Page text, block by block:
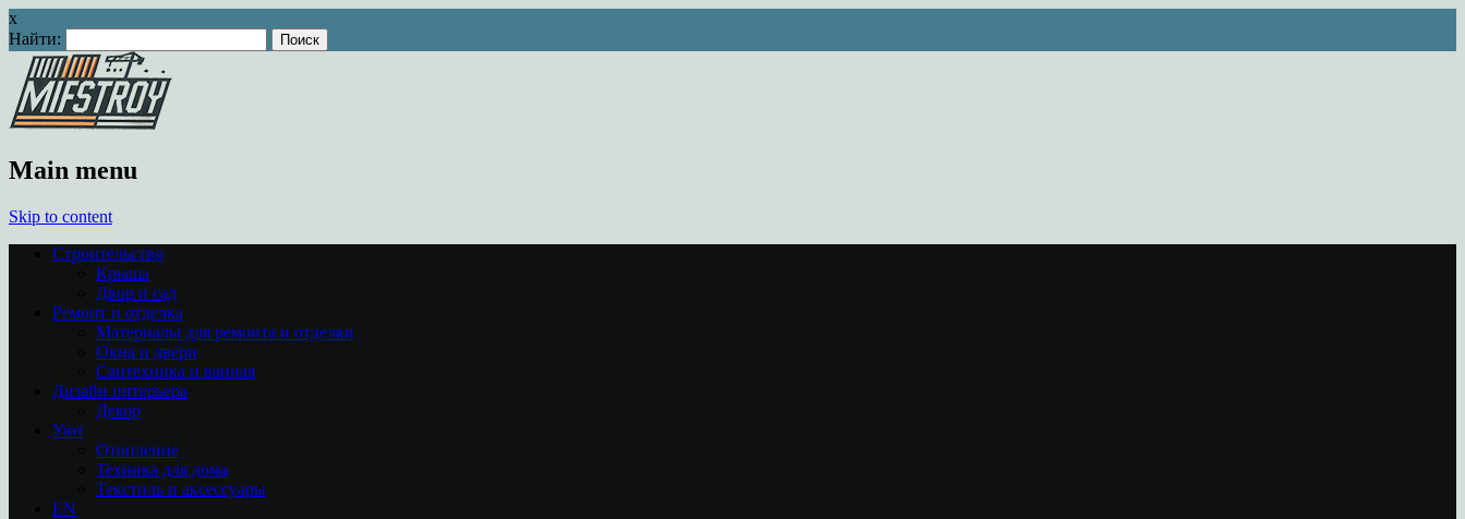
x
Найти:
Main menu
Skip to content
Строительство
Крыша
Двор и сад
Ремонт и отделка
Материалы для ремонта и отделки
Окна и двери
Сантехника и ванная
Дизайн интерьера
Декор
Уют
Отопление
Техника для дома
Текстиль и аксессуары
EN